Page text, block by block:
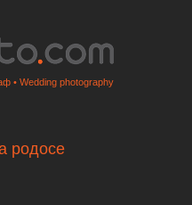
• Wedding photography
родосе